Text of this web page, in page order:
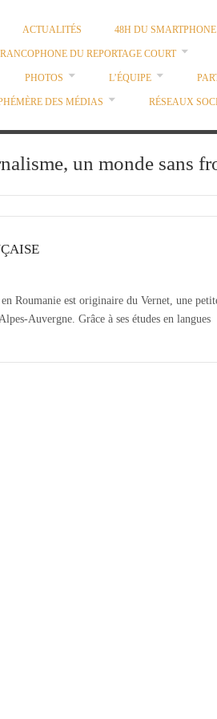
ACTUALITÉS 48H DU SMARTPHONE
DU REPORTAGE COURT
PHOTOS L’ÉQUIPE
DES MÉDIAS RÉSEAUX
un monde sans
Roumanie est originaire du Vernet, une
Auvergne. Grâce à ses études en langues